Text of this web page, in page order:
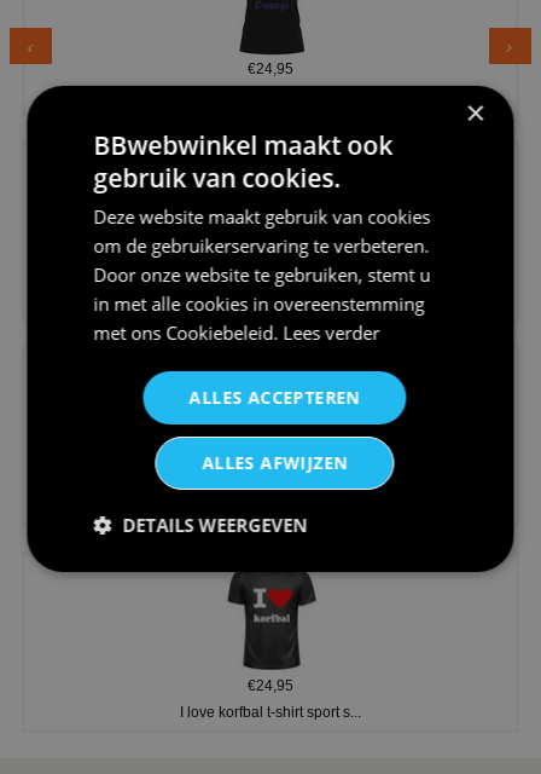
€24,95
€24,95
Koningsdag shirt heren v-hals ...
€24,95
I love korfbal t-shirt sport s...
×
BBwebwinkel maakt ook
gebruik van cookies.
Deze website maakt gebruik van cookies
om de gebruikerservaring te verbeteren.
Door onze website te gebruiken, stemt u
in met alle cookies in overeenstemming
met ons Cookiebeleid. Lees verder
ALLES ACCEPTEREN
ALLES AFWIJZEN
DETAILS WEERGEVEN